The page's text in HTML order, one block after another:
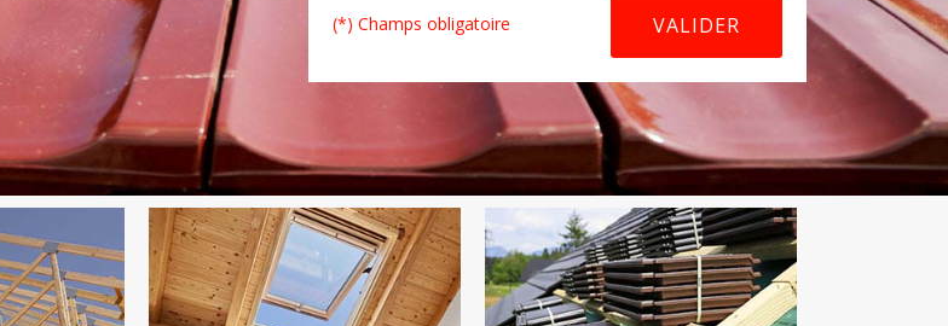
(*) Champs obligatoire